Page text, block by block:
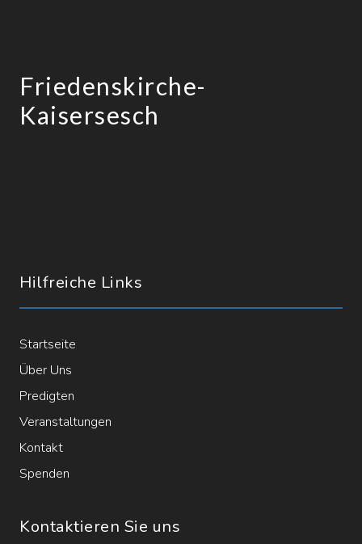
Friedenskirche-
Kaisersesch
Hilfreiche Links
Startseite
Über Uns
Predigten
Veranstaltungen
Kontakt
Spenden
Kontaktieren Sie uns